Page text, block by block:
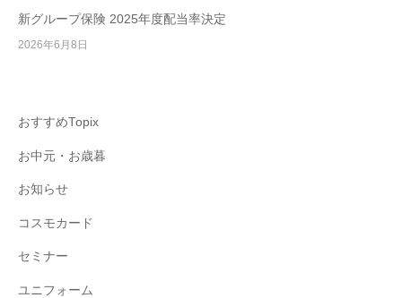
新グループ保険 2025年度配当率決定
2026年6月8日
おすすめTopix
お中元・お歳暮
お知らせ
コスモカード
セミナー
ユニフォーム